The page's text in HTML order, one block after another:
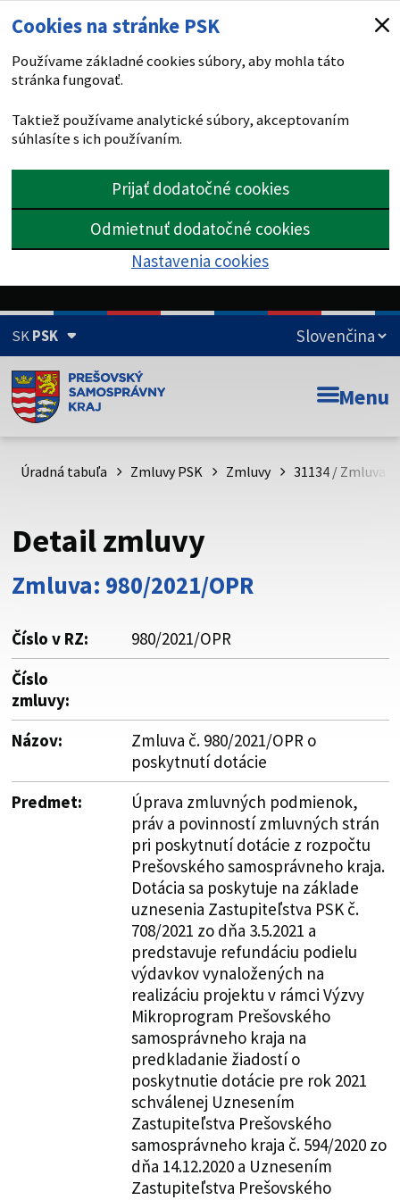
Cookies na stránke PSK
Používame základné cookies súbory, aby mohla táto
stránka fungovať.
Taktiež používame analytické súbory, akceptovaním
súhlasíte s ich používaním.
Prijať dodatočné cookies
Odmietnuť dodatočné cookies
Nastavenia cookies
SKPSK
Doména psk.sk je oficiálna
Toto je oficiálna webová stránka Prešovského
psk.sk.
Buďte pozorní a vždy sa uistite, že zdieľate informácie iba
cez zabezpečenú webovú stránku. Zabezpečená stránka
vždy začína https:// pred názvom domény webového sídla.
Menu
Úradná tabuľa Zmluvy PSK Zmluvy 31134 / Zmluva
Detail zmluvy
Zmluva: 980/2021/OPR
Číslo v RZ:
980/2021/OPR
Číslo
zmluvy:
Názov:
Zmluva č. 980/2021/OPR o
poskytnutí dotácie
Predmet:
Úprava zmluvných podmienok,
práv a povinností zmluvných strán
pri poskytnutí dotácie z rozpočtu
Prešovského samosprávneho kraja.
Dotácia sa poskytuje na základe
uznesenia Zastupiteľstva PSK č.
708/2021 zo dňa 3.5.2021 a
predstavuje refundáciu podielu
výdavkov vynaložených na
realizáciu projektu v rámci Výzvy
Mikroprogram Prešovského
samosprávneho kraja na
predkladanie žiadostí o
poskytnutie dotácie pre rok 2021
schválenej Uznesením
Zastupiteľstva Prešovského
samosprávneho kraja č. 594/2020 zo
dňa 14.12.2020 a Uznesením
Zastupiteľstva Prešovského